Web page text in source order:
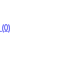
(0)